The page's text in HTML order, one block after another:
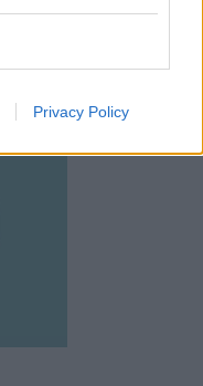
Privacy Policy